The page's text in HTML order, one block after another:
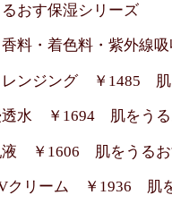
おす保湿シリーズ
料・着色料・紫外線
レンジング ￥1485
透水 ￥1694 肌をう
液 ￥1606 肌をうる
クリーム ￥1936 肌